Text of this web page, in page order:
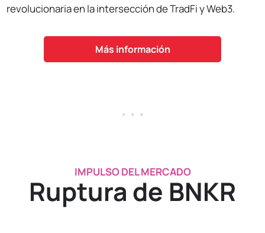
revolucionaria en la intersección de TradFi y Web3.
Más información
. . .
IMPULSO DEL MERCADO
Ruptura de BNKR